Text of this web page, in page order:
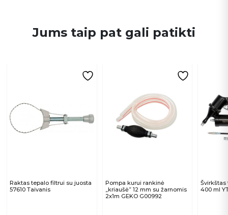
Jums taip pat gali patikti
Raktas tepalo filtrui su juosta
57610 Taivanis
Pompa kurui rankinė
„kriaušė” 12 mm su žarnomis
2x1m GEKO G00992
400 ml